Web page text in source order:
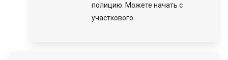
полицию. Можете начать с
участкового.